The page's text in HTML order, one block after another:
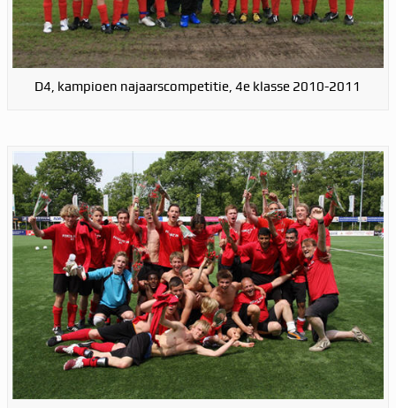
D4, kampioen najaarscompetitie, 4e klasse 2010-2011